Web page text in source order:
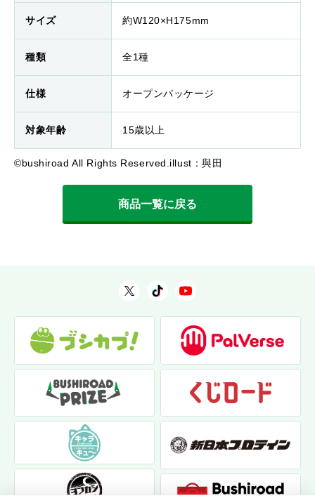
サイズ 約W120×H175mm
種類 全1種
仕様 オープンパッケージ
対象年齢 15歳以上
©bushiroad All Rights Reserved.illust：與田
商品一覧に戻る